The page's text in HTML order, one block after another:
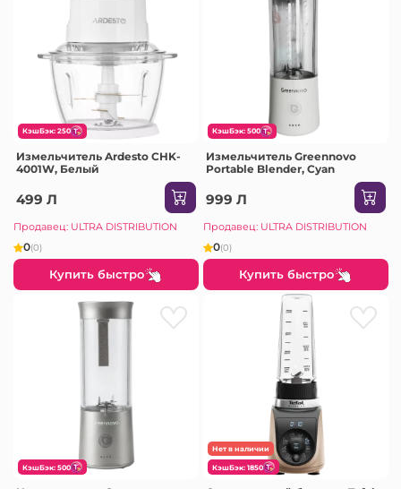
КэшБэк: 250
Измельчитель Ardesto CHK-
4001W, Белый
499 Л
Продавец: ULTRA DISTRIBUTION
0(0)
Купить быстро
КэшБэк: 500
Измельчитель Greennovo
Portable Blender, Cyan
999 Л
Продавец: ULTRA DISTRIBUTION
0(0)
Купить быстро
КэшБэк: 500
Нет в наличии
КэшБэк: 1850